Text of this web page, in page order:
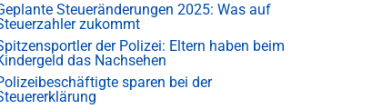
Steueränderungen 2025: Was auf
zukommt
der Polizei: Eltern haben beim
das Nachsehen
sparen bei der